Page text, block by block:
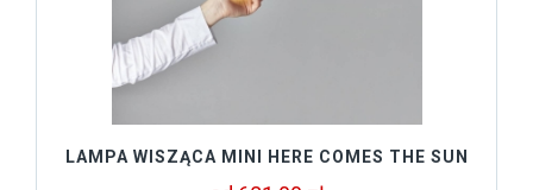
LAMPA WISZĄCA MINI HERE COMES THE SUN